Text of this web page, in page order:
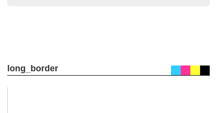
long_border